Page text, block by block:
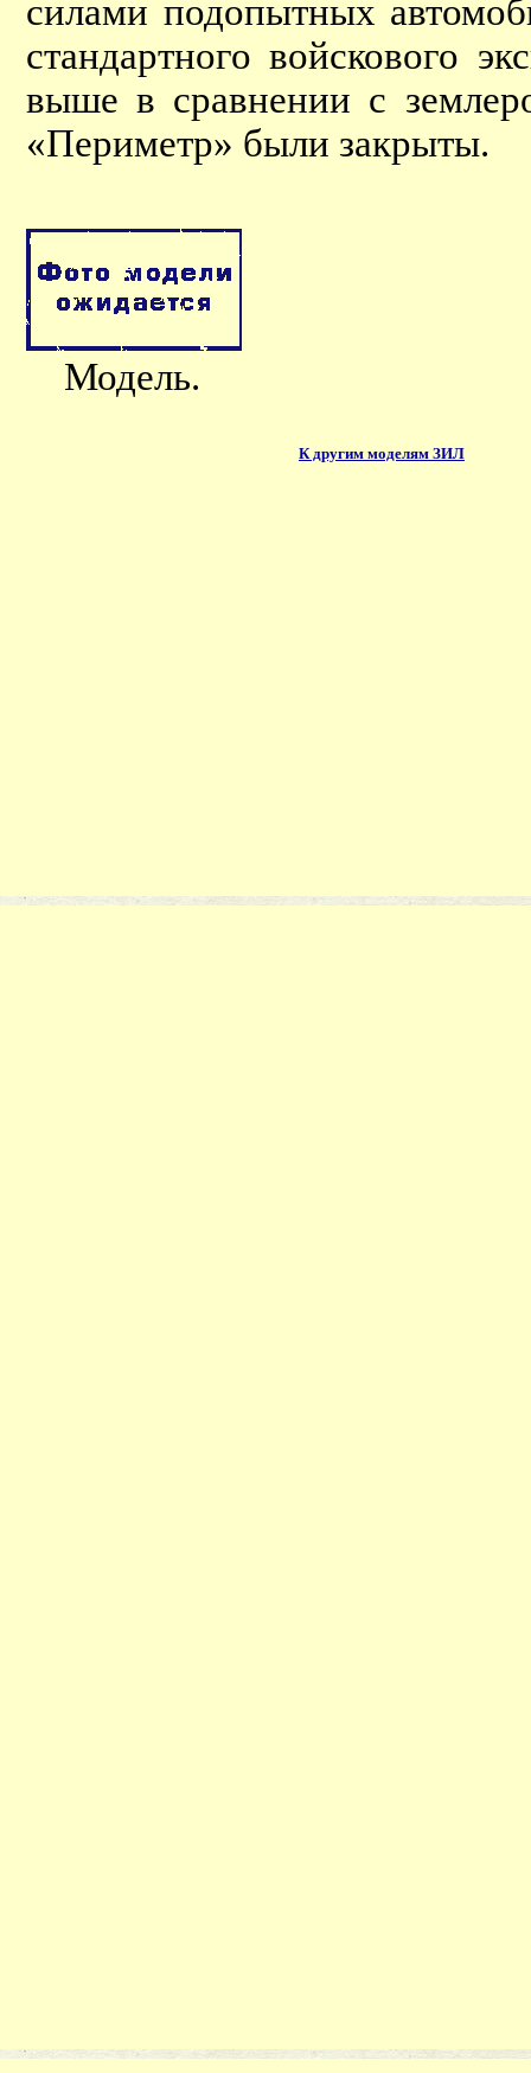
силами подопытных
стандартного войскового
выше в сравнении с
«Периметр» были закрыты.
Модель.
К другим моделям ЗИЛ